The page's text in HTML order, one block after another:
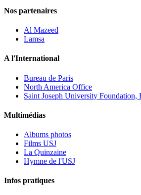
Nos partenaires
Al Mazeed
Lamsa
A l'International
Bureau de Paris
North America Office
Saint Joseph University
Multimédias
Albums photos
Films USJ
La Quinzaine
Hymne de l'USJ
Infos pratiques